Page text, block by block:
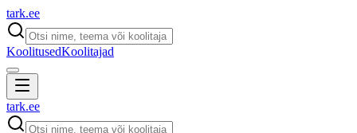
tark.ee
KoolitusedKoolitajad
tark.ee